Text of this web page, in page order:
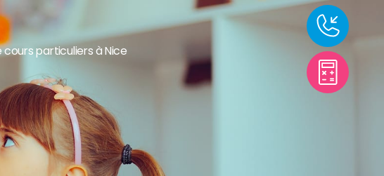
cours particuliers à Nice